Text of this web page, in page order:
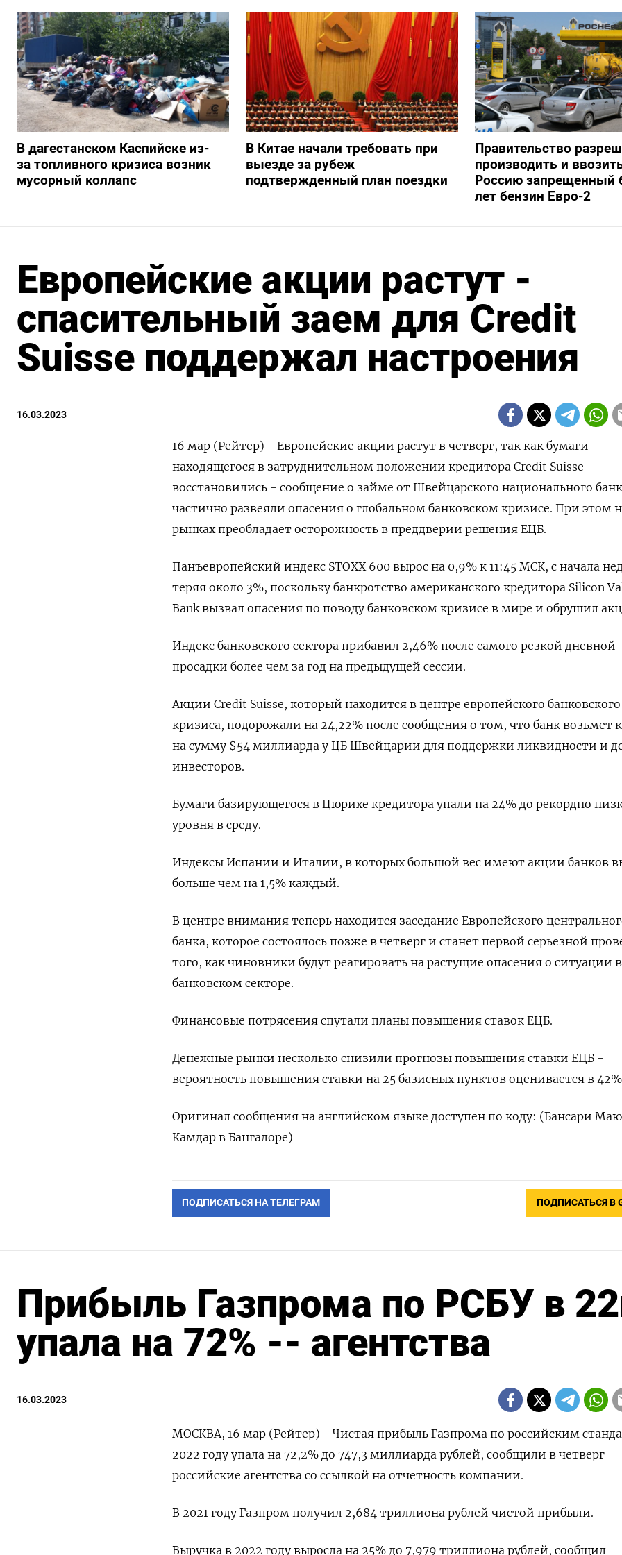
В дагестанском Каспийске из-
за топливного кризиса возник
мусорный коллапс
В Китае начали требовать при
выезде за рубеж
подтвержденный план поездки
Правительство
производить и
Россию запрещенный
лет бензин Евро-2
Европейские акции растут -
спасительный заем для Credit
Suisse поддержал настроения
16.03.2023
16 мар (Рейтер) - Европейские акции растут в четверг, так как бумаги
находящегося в затруднительном положении кредитора Credit Suisse
восстановились - сообщение о займе от Швейцарского национального
частично развеяли опасения о глобальном банковском кризисе. При этом
рынках преобладает осторожность в преддверии решения ЕЦБ.
Панъевропейский индекс STOXX 600 вырос на 0,9% к 11:45 МСК, с начала
теряя около 3%, поскольку банкротство американского кредитора Silicon
Bank вызвал опасения по поводу банковском кризисе в мире и обрушил
Индекс банковского сектора прибавил 2,46% после самого резкой дневной
просадки более чем за год на предыдущей сессии.
Акции Credit Suisse, который находится в центре европейского банковского
кризиса, подорожали на 24,22% после сообщения о том, что банк возьмет
на сумму $54 миллиарда у ЦБ Швейцарии для поддержки ликвидности и
инвесторов.
Бумаги базирующегося в Цюрихе кредитора упали на 24% до рекордно
уровня в среду.
Индексы Испании и Италии, в которых большой вес имеют акции банков
больше чем на 1,5% каждый.
В центре внимания теперь находится заседание Европейского
банка, которое состоялось позже в четверг и станет первой серьезной
того, как чиновники будут реагировать на растущие опасения о ситуации в
банковском секторе.
Финансовые потрясения спутали планы повышения ставок ЕЦБ.
Денежные рынки несколько снизили прогнозы повышения ставки ЕЦБ -
вероятность повышения ставки на 25 базисных пунктов оценивается в
Оригинал сообщения на английском языке доступен по коду: (Бансари
Камдар в Бангалоре)
ПОДПИСАТЬСЯ НА ТЕЛЕГРАМ ПОДПИСАТЬСЯ В
Прибыль Газпрома по РСБУ в
упала на 72% -- агентства
16.03.2023
МОСКВА, 16 мар (Рейтер) - Чистая прибыль Газпрома по российским
2022 году упала на 72,2% до 747,3 миллиарда рублей, сообщили в четверг
российские агентства со ссылкой на отчетность компании.
В 2021 году Газпром получил 2,684 триллиона рублей чистой прибыли.
Выручка в 2022 году выросла на 25% до 7,979 триллиона рублей, сообщил